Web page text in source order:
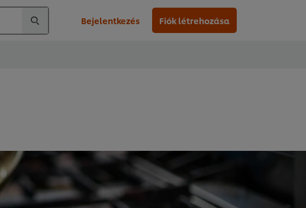
Bejelentkezés Fiók létrehozása